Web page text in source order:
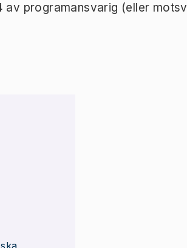
programansvarig (eller